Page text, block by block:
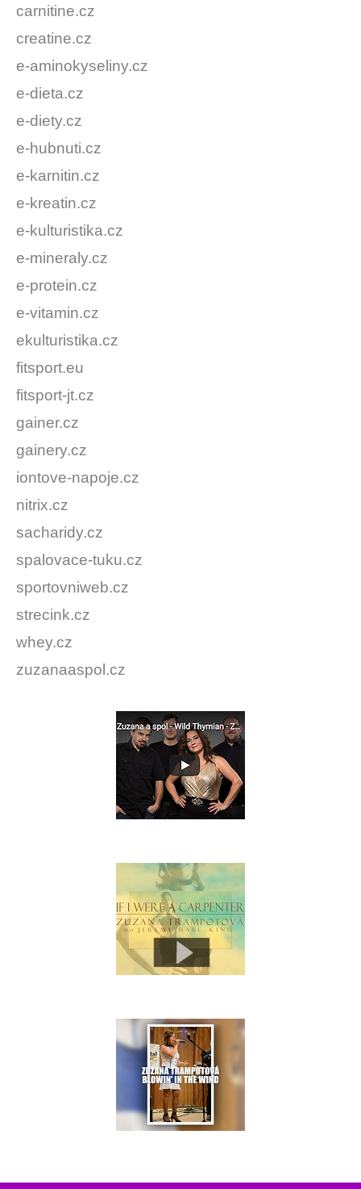
carnitine.cz
creatine.cz
e-aminokyseliny.cz
e-dieta.cz
e-diety.cz
e-hubnuti.cz
e-karnitin.cz
e-kreatin.cz
e-kulturistika.cz
e-mineraly.cz
e-protein.cz
e-vitamin.cz
ekulturistika.cz
fitsport.eu
fitsport-jt.cz
gainer.cz
gainery.cz
iontove-napoje.cz
nitrix.cz
sacharidy.cz
spalovace-tuku.cz
sportovniweb.cz
strecink.cz
whey.cz
zuzanaaspol.cz